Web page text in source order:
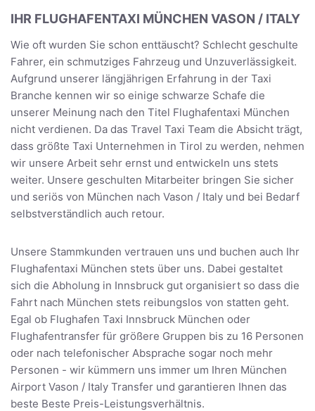
IHR FLUGHAFENTAXI MÜNCHEN VASON / ITALY
Wie oft wurden Sie schon enttäuscht? Schlecht geschulte
Fahrer, ein schmutziges Fahrzeug und Unzuverlässigkeit.
Aufgrund unserer längjährigen Erfahrung in der Taxi
Branche kennen wir so einige schwarze Schafe die
unserer Meinung nach den Titel Flughafentaxi München
nicht verdienen. Da das Travel Taxi Team die Absicht trägt,
dass größte Taxi Unternehmen in Tirol zu werden, nehmen
wir unsere Arbeit sehr ernst und entwickeln uns stets
weiter. Unsere geschulten Mitarbeiter bringen Sie sicher
und seriös von München nach Vason / Italy und bei Bedarf
selbstverständlich auch retour.
Unsere Stammkunden vertrauen uns und buchen auch Ihr
Flughafentaxi München stets über uns. Dabei gestaltet
sich die Abholung in Innsbruck gut organisiert so dass die
Fahrt nach München stets reibungslos von statten geht.
Egal ob Flughafen Taxi Innsbruck München oder
Flughafentransfer für größere Gruppen bis zu 16 Personen
oder nach telefonischer Absprache sogar noch mehr
Personen - wir kümmern uns immer um Ihren München
Airport Vason / Italy Transfer und garantieren Ihnen das
beste Beste Preis-Leistungsverhältnis.